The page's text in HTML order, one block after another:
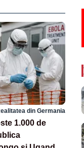
din Germania
1.000 de